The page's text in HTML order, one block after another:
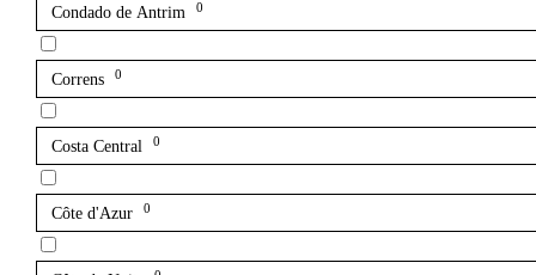
Condado de Antrim 0
Correns 0
Costa Central 0
Côte d'Azur 0